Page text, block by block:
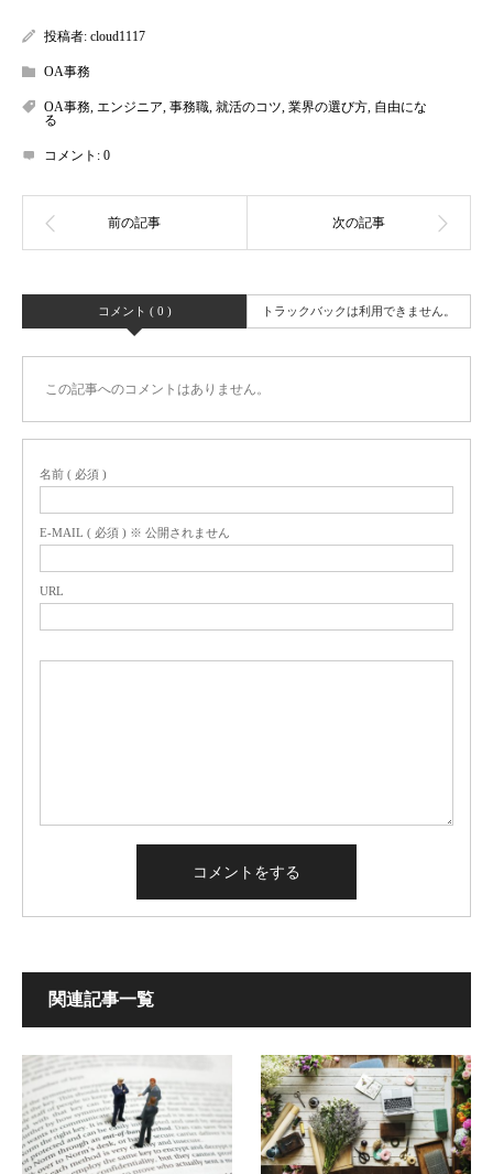
投稿者: cloud1117
OA事務
OA事務, エンジニア, 事務職, 就活のコツ, 業界の選び方, 自由にな
る
コメント: 0
コメント ( 0 ) トラックバックは利用できません。
この記事へのコメントはありません。
名前 ( 必須 )
E-MAIL ( 必須 ) ※ 公開されません
URL
関連記事一覧